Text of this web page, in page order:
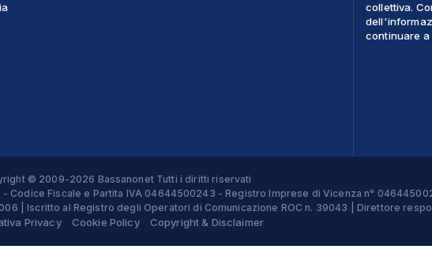
collettiva.
continuare a
© 2009-2026 Bassanonet Tutti i diritti riservati
Codice Fiscale e Partita IVA 04644500243 - Registro Imprese di Vicenza n°
| Iscritto al Registro degli Operatori di Comunicazione ROC n. 39043 | Direttore
Privacy Cookie Policy Copyright & Disclaimer